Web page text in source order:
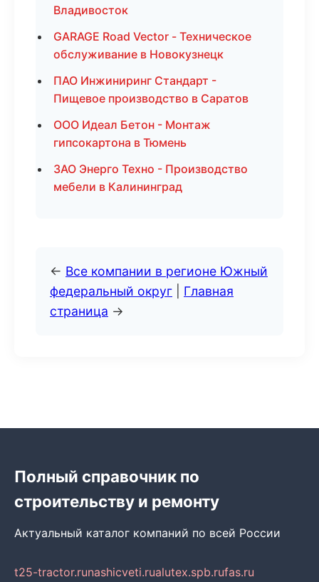
Владивосток
GARAGE Road Vector - Техническое
обслуживание в Новокузнецк
ПАО Инжиниринг Стандарт -
Пищевое производство в Саратов
ООО Идеал Бетон - Монтаж
гипсокартона в Тюмень
ЗАО Энерго Техно - Производство
мебели в Калининград
← Все компании в регионе Южный
федеральный округ
Главная
страница →
Полный справочник по
строительству и ремонту
Актуальный каталог компаний по всей России
t25-tractor.runashicveti.rualutex.spb.rufas.ru